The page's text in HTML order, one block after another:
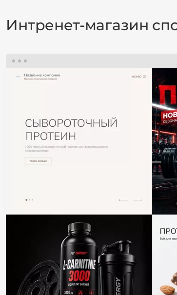
Интренет-магазин